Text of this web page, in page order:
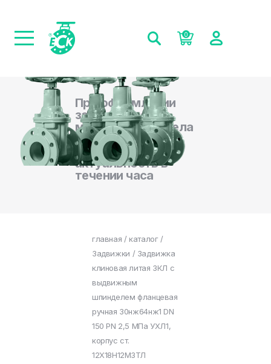
0
При оформлении
заказа на сайте,
менеджеры отдела
продаж
подтверждают
актуальность в
течении часа
главная / каталог/
Задвижки / Задвижка
клиновая литая ЗКЛ с
выдвижным
шпинделем фланцевая
ручная 30нж64нж1 DN
150 PN 2,5 МПа УХЛ1,
корпус ст.
12Х18Н12М3ТЛ